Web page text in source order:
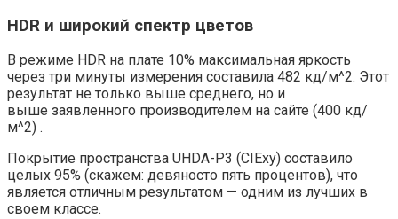
HDR и широкий спектр цветов
В режиме HDR на плате 10% максимальная яркость
через три минуты измерения составила 482 кд/м^2. Этот
результат не только выше среднего, но и
выше заявленного производителем на сайте (400 кд/
м^2) .
Покрытие пространства UHDA-P3 (CIExy) составило
целых 95% (скажем: девяносто пять процентов), что
является отличным результатом — одним из лучших в
своем классе.